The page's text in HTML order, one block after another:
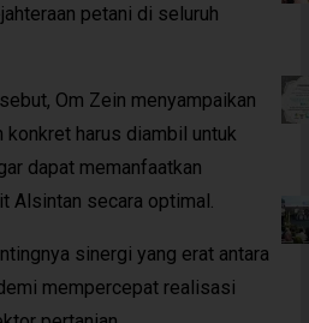
petani di seluruh
Om Zein menyampaikan
konkret harus diambil untuk
dapat memanfaatkan
Alsintan secara optimal.
sinergi yang erat antara
mempercepat realisasi